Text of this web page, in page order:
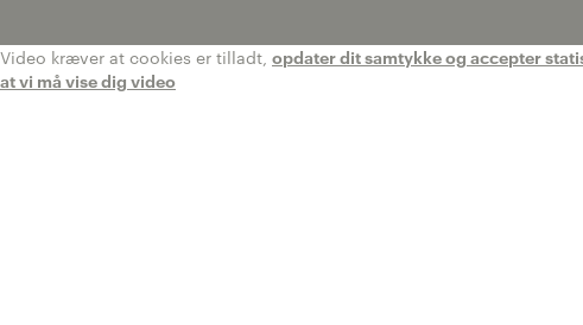
Video kræver at cookies er tilladt, opdater dit samtykke og accepter
at vi må vise dig video